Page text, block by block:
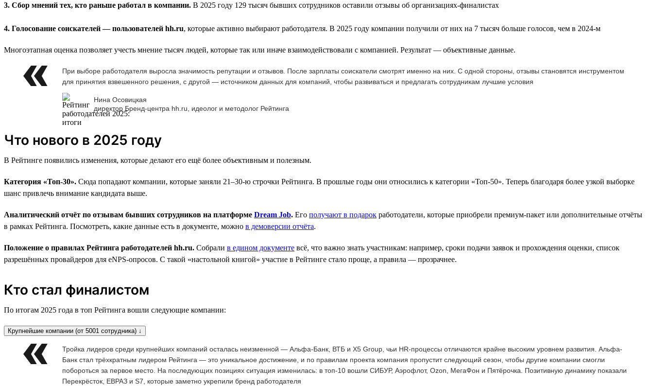
3. Сбор мнений тех, кто раньше работал в компании. В 2025 году 129 тысяч бывших сотрудников оставили отзывы об организациях-финалистах
4. Голосование соискателей — пользователей hh.ru, которые активно выбирают работодателя. В 2025 году компании получили от них на 7 тысяч больше голосов, чем в 2024-м
Многоэтапная оценка позволяет учесть мнение тысяч людей, которые так или иначе взаимодействовали с компанией. Результат — объективные данные.
При выборе работодателя выросла значимость репутации и отзывов. После зарплаты соискатели смотрят именно на них. С одной стороны, отзывы становятся инструментом
для принятия взвешенного решения, с другой — источником данных для компаний, чтобы развиваться и предлагать сотрудникам лучшие условия
Нина Осовицкая
директор Бренд-центра hh.ru, идеолог и методолог Рейтинга
Что нового в 2025 году
В Рейтинге появились изменения, которые делают его ещё более объективным и полезным.
Категория «Топ-30». Сюда попадают компании, которые заняли 21–30-ю строчки Рейтинга. В прошлые годы они относились к категории «Топ-50». Теперь благодаря более узкой выборке
шанс привлечь внимание кандидата выше.
Аналитический отчёт по отзывам бывших сотрудников на платформе Dream Job. Его получают в подарок работодатели, которые приобрели премиум-пакет или дополнительные отчёты
в рамках Рейтинга. Посмотреть, какие данные есть в документе, можно в демоверсии отчёта.
Положение о правилах Рейтинга работодателей hh.ru. Собрали в едином документе всё, что важно знать участникам: например, сроки подачи заявок и прохождения оценки, список
разрешённых провайдеров для eNPS-опросов. С такой «настольной книгой» участие в Рейтинге стало проще, а правила — прозрачнее.
Кто стал финалистом
По итогам 2025 года в топ Рейтинга вошли следующие компании:
Крупнейшие компании (от 5001 сотрудника) ↓
Тройка лидеров среди крупнейших компаний осталась неизменной — Альфа-Банк, ВТБ и X5 Group, чьи HR-процессы отличаются крайне высоким уровнем развития. Альфа-
Банк стал трёхкратным лидером Рейтинга — это уникальное достижение, и по правилам проекта компания пропустит следующий сезон, чтобы другие компании смогли
побороться за первое место. На последующих позициях ситуация изменилась: в топ-10 вошли СИБУР, Аэрофлот, Ozon, МегаФон и Пятёрочка. Позитивную динамику показали
Перекрёсток, ЕВРАЗ и S7, которые заметно укрепили бренд работодателя